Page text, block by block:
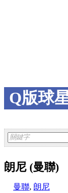
Q版球
朗尼 (曼聯)
曼聯, 朗尼